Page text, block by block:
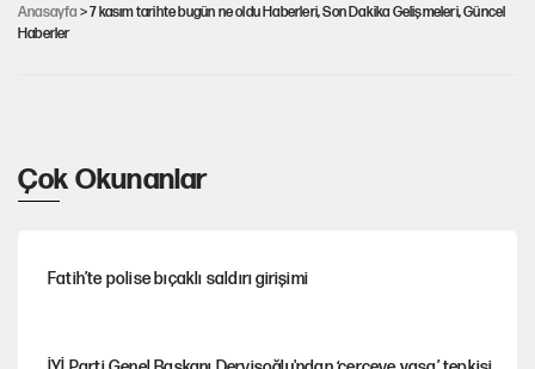
Anasayfa > 7 kasım tarihte bugün ne oldu Haberleri, Son Dakika Gelişmeleri, Güncel
Haberler
7 Kasım: Tarihte bugün neler oldu?
Çok Okunanlar
Fatih’te polise bıçaklı saldırı girişimi